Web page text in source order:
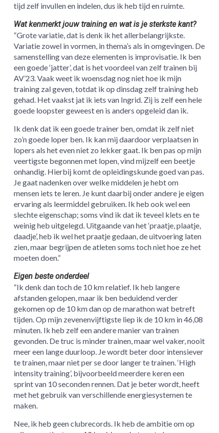
tijd zelf invullen en indelen, dus ik heb tijd en ruimte.
Wat kenmerkt jouw training en wat is je sterkste kant?
“Grote variatie, dat is denk ik het allerbelangrijkste.
Variatie zowel in vormen, in thema’s als in omgevingen. De
samenstelling van deze elementen is improvisatie. Ik ben
een goede ‘jatter’, dat is het voordeel van zelf trainen bij
AV’23. Vaak weet ik woensdag nog niet hoe ik mijn
training zal geven, totdat ik op dinsdag zelf training heb
gehad. Het vaakst jat ik iets van Ingrid. Zij is zelf een hele
goede loopster geweest en is anders opgeleid dan ik.
Ik denk dat ik een goede trainer ben, omdat ik zelf niet
zo’n goede loper ben. Ik kan mij daardoor verplaatsen in
lopers als het even niet zo lekker gaat. Ik ben pas op mijn
veertigste begonnen met lopen, vind mijzelf een beetje
onhandig. Hierbij komt de opleidingskunde goed van pas.
Je gaat nadenken over welke middelen je hebt om
mensen iets te leren. Je kunt daarbij onder andere je eigen
ervaring als leermiddel gebruiken. Ik heb ook wel een
slechte eigenschap; soms vind ik dat ik teveel klets en te
weinig heb uitgelegd. Uitgaande van het ‘praatje, plaatje,
daadje’, heb ik wel het praatje gedaan, de uitvoering laten
zien, maar begrijpen de atleten soms toch niet hoe ze het
moeten doen.”
Eigen beste onderdeel
“Ik denk dan toch de 10 km relatief. Ik heb langere
afstanden gelopen, maar ik ben beduidend verder
gekomen op de 10 km dan op de marathon wat betreft
tijden. Op mijn zevenenvijftigste liep ik de 10 km in 46,08
minuten. Ik heb zelf een andere manier van trainen
gevonden. De truc is minder trainen, maar wel vaker, nooit
meer een lange duurloop. Je wordt beter door intensiever
te trainen, maar niet per se door langer te trainen. ‘High
intensity training’, bijvoorbeeld meerdere keren een
sprint van 10 seconden rennen. Dat je beter wordt, heeft
met het gebruik van verschillende energiesystemen te
maken.
Nee, ik heb geen clubrecords. Ik heb de ambitie om op